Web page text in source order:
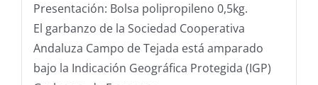
Presentación: Bolsa polipropileno 0,5kg.
El garbanzo de la Sociedad Cooperativa
Andaluza Campo de Tejada está amparado
bajo la Indicación Geográfica Protegida (IGP)